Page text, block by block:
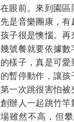
在眼前。來到園
先是音樂團康，
孩子很是懊惱。
幾號餐就要依據
的樣子，真是可
的暫停動作，讓
第一次跳很害怕
創辦人一起跳竹
場雖然不高，但